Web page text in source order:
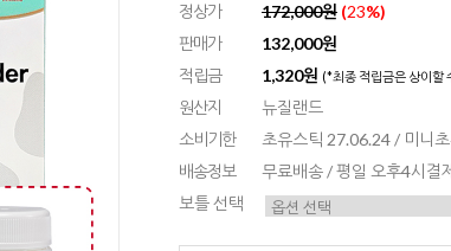
정상가 172,000원 (23%)
판매가
132,000원
적립금
1,320원 (*최종 적립금은 상이할
원산지
뉴질랜드
소비기한
초유스틱 27.06.24 / 미니
배송정보
무료배송 / 평일 오후4시결
보틀 선택